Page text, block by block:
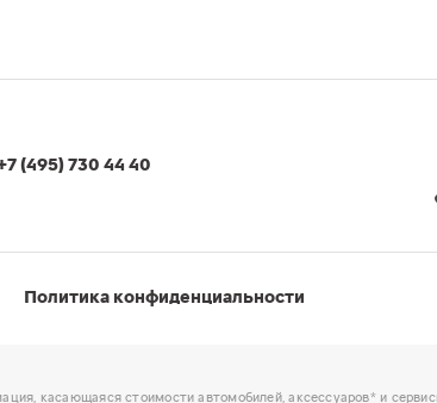
(495) 730 44 40
Политика конфиденциальности
касающаяся стоимости автомобилей, аксессуаров* и